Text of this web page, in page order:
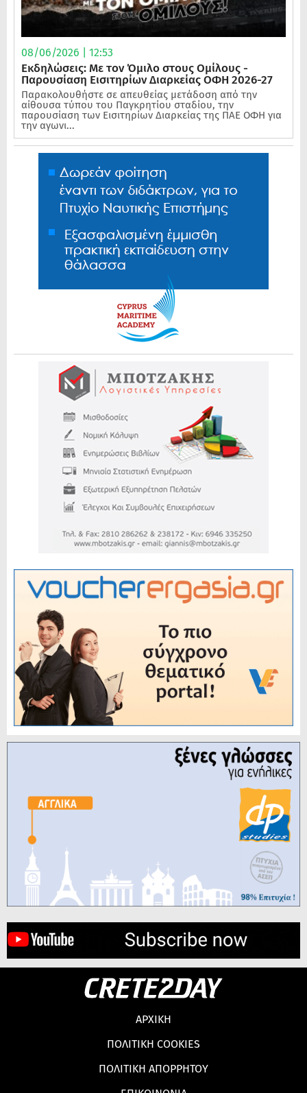
08/06/2026 | 12:53
Εκδηλώσεις: Με τον Όμιλο στους Ομίλους -
Παρουσίαση Εισιτηρίων Διαρκείας ΟΦΗ 2026-27
Παρακολουθήστε σε απευθείας μετάδοση από την
αίθουσα τύπου του Παγκρητίου σταδίου, την
παρουσίαση των Εισιτηρίων Διαρκείας της ΠΑΕ ΟΦΗ για
την αγωνι...
ΑΡΧΙΚΗ
ΠΟΛΙΤΙΚΗ COOKIES
ΠΟΛΙΤΙΚΗ ΑΠΟΡΡΗΤΟΥ